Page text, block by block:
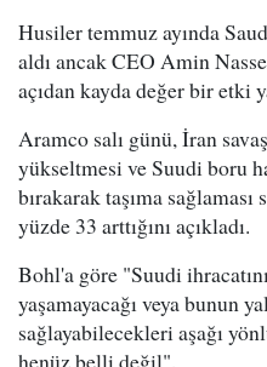
Husiler temmuz ayında
aldı ancak CEO Amin
açıdan kayda değer bir etki
Aramco salı günü, İran
yükseltmesi ve Suudi boru
bırakarak taşıma
yüzde 33 arttığını açıkladı.
Bohl'a göre "Suudi
yaşamayacağı veya bunun
sağlayabilecekleri aşağı